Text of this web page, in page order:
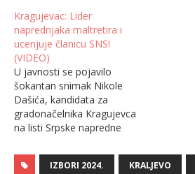
Kragujevac: Lider
naprednjaka maltretira i
ucenjuje članicu SNS!
(VIDEO)
U javnosti se pojavilo
šokantan snimak Nikole
Dašića, kandidata za
gradonačelnika Kragujevca
na listi Srpske napredne
svoje saradnice, rešenjem
o zaposlenju ucenjuje
IZBORI 2024. KRALJEVO